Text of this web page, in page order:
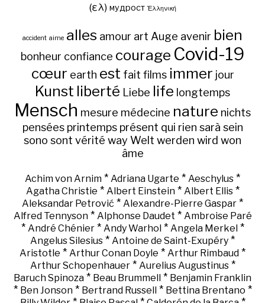
(ελ) мудрост Ἑλληνική
accident aime alles amour art Auge avenir bien
bonheur confiance courage Covid-19
cœur earth est fait films immer jour
Kunst liberté Liebe life longtemps
Mensch mesure médecine nature nichts
pensées printemps présent qui rien sarà sein
sono sont vérité way Welt werden wird won
âme
Achim von Arnim * Adriana Ugarte * Aeschylus *
Agatha Christie * Albert Einstein* Albert Ellis*
Aleksandar Petrović * Alexandre-Pierre Gaspar *
Alfred Tennyson* Alphonse Daudet * Ambroise Paré
* André Chénier* Andy Warhol * Angela Merkel *
Angelus Silesius * Antoine de Saint-Exupéry *
Aristotle * Arthur Conan Doyle * Arthur Rimbaud *
Arthur Schopenhauer* Aurelius Augustinus*
Baruch Spinoza * Beau Brummell * Benjamin Franklin
* Ben Jonson* Bertrand Russell * Bettina Brentano *